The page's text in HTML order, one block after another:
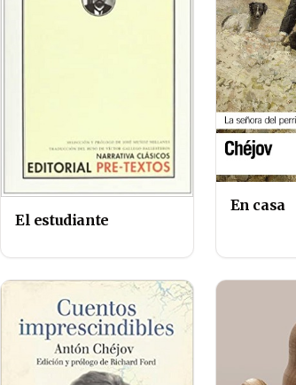
El estudiante
En casa